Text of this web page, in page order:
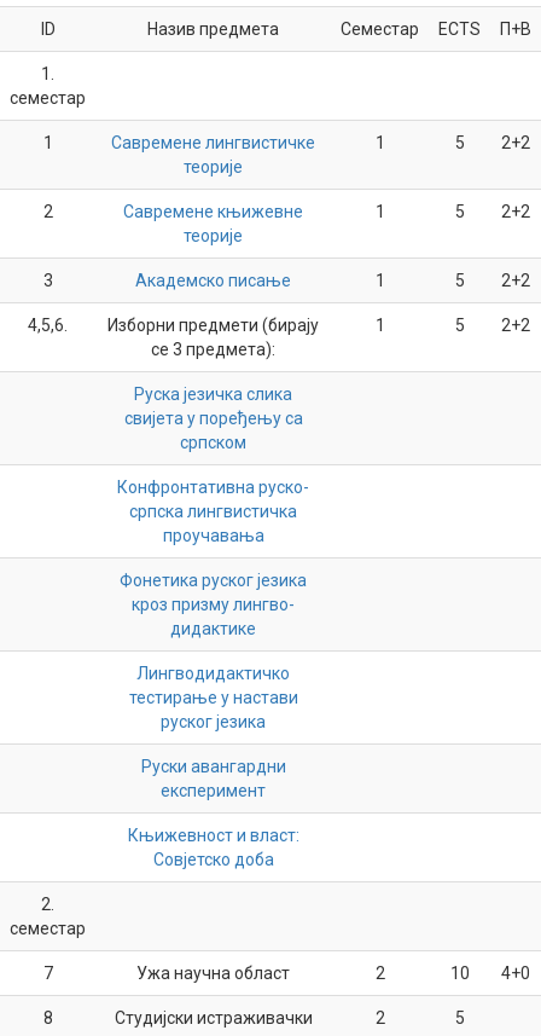
ID Назив предмета Семестар ECTS П+В
1.
семестар
1
Савремене лингвистичке
теорије
1 5 2+2
2
Савремене књижевне
теорије
1 5 2+2
3 Академско писање 1 5 2+2
4,5,6.
Изборни предмети (бирају
се 3 предмета):
1 5 2+2
Руска језичка слика
свијета у поређењу са
српском
Конфронтативна руско-
српска лингвистичка
проучавања
Фонетика руског језика
кроз призму лингво-
дидактике
Лингводидактичко
тестирање у настави
руског језика
Руски авангардни
експеримент
Књижевност и власт:
Совјетско доба
2.
семестар
7 Ужа научна област 2 10 4+0
8
Студијски истраживачки
2 5